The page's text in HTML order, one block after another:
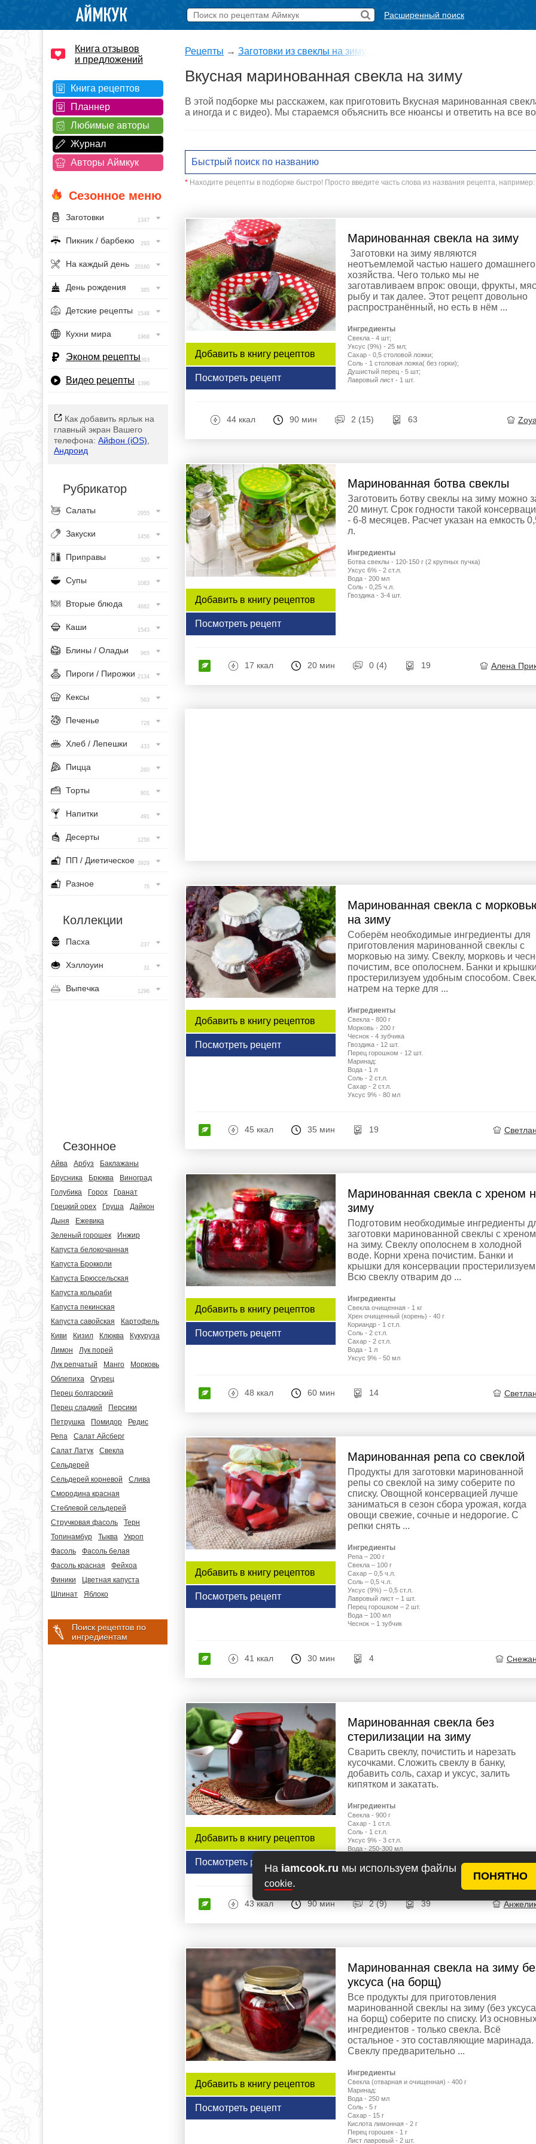
На iamcook.ru мы используем файлы
cookie.
ПОНЯТНО
Расширенный поиск
Книга отзывов
и предложений
Книга рецептов
Планнер
Любимые авторы
Журнал
Авторы Аймкук
Сезонное меню
Заготовки 1347
Пикник / барбекю 293
На каждый день 20160
День рождения 385
Детские рецепты 1548
Кухни мира 1968
Эконом рецепты393
Видео рецепты 1396
Как добавить ярлык на
главный экран Вашего
телефона: Айфон (iOS)
Андроид
Рубрикатор
Салаты 2955
Закуски 1456
Приправы 320
Супы 1083
Вторые блюда 4682
Каши 1543
Блины / Оладьи 965
Пироги / Пирожки 2134
Кексы 563
Печенье 728
Хлеб / Лепешки 433
Пицца 260
Торты 801
Напитки 491
Десерты 1256
ПП / Диетическое 3929
Разное 76
Коллекции
Пасха 237
Хэллоуин 31
Выпечка 1296
Сезонное
Айва Арбуз
Баклажаны
Брусника
Брюква
Виноград
Голубика
Горох
Гранат
Грецкий орех
Груша
Дайкон
Дыня
Ежевика
Зеленый горошек
Инжир
Капуста белокочанная
Капуста Брокколи
Капуста Брюссельская
Капуста кольраби
Капуста пекинская
Капуста савойская
Картофель
Киви
Кизил Клюква
Кукуруза
Лимон
Лук порей
Лук репчатый
Манго
Морковь
Облепиха
Огурец
Перец болгарский
Перец сладкий
Персики
Петрушка
Помидор
Редис
Репа
Салат Айсберг
Салат Латук
Свекла
Сельдерей
Сельдерей корневой
Слива
Смородина красная
Стеблевой сельдерей
Стручковая фасоль
Терн
Топинамбур
Тыква
Укроп
Фасоль
Фасоль белая
Фасоль красная
Фейхоа
Финики
Цветная капуста
Шпинат
Яблоко
Поиск рецептов по
ингредиентам
Рецепты → Заготовки из свеклы на зиму
Вкусная маринованная свекла на зиму
В этой подборке мы расскажем, как приготовить Вкусная маринованная
а иногда и с видео). Мы стараемся объяснить все нюансы и ответить на все
* Находите рецепты в подборке быстро! Просто введите часть слова из названия рецепта, например:
Добавить в книгу рецептов
Посмотреть рецепт
Маринованная свекла на зиму
Заготовки на зиму являются
неотъемлемой частью нашего домашнего
хозяйства. Чего только мы не
заготавливаем впрок: овощи, фрукты,
рыбу и так далее. Этот рецепт довольно
распространённый, но есть в нём ...
Ингредиенты
Свекла - 4 шт;
Уксус (9%) - 25 мл;
Сахар - 0,5 столовой ложки;
Соль - 1 столовая ложка( без горки);
Душистый перец - 5 шт;
Лавровый лист - 1 шт.
44 ккал 90 мин 2 (15) 63
Добавить в книгу рецептов
Посмотреть рецепт
Маринованная ботва свеклы
Заготовить ботву свеклы на зиму можно
20 минут. Срок годности такой
- 6-8 месяцев. Расчет указан на емкость
л.
Ингредиенты
Ботва свеклы - 120-150 г (2 крупных пучка)
Уксус 6% - 2 ст.л.
Вода - 200 мл
Соль - 0,25 ч.л.
Гвоздика - 3-4 шт.
17 ккал 20 мин 0 (4) 19 Алена
Добавить в книгу рецептов
Посмотреть рецепт
Маринованная свекла с
на зиму
Соберём необходимые ингредиенты для
приготовления маринованной свеклы с
морковью на зиму. Свеклу, морковь и
почистим, все ополоснем. Банки и
простерилизуем удобным способом.
натрем на терке для ...
Ингредиенты
Свекла - 800 г
Морковь - 200 г
Чеснок - 4 зубчика
Гвоздика - 12 шт.
Перец горошком - 12 шт.
Маринад:
Вода - 1 л
Соль - 2 ст.л.
Сахар - 2 ст.л.
Уксус 9% - 80 мл
45 ккал 35 мин 19
Добавить в книгу рецептов
Посмотреть рецепт
Маринованная свекла с хреном
зиму
Подготовим необходимые ингредиенты
заготовки маринованной свеклы с хреном
на зиму. Свеклу ополоснем в холодной
воде. Корни хрена почистим. Банки и
крышки для консервации
Всю свеклу отварим до ...
Ингредиенты
Свекла очищенная - 1 кг
Хрен очищенный (корень) - 40 г
Кориандр - 1 ст.л.
Соль - 2 ст.л.
Сахар - 2 ст.л.
Вода - 1 л
Уксус 9% - 50 мл
48 ккал 60 мин 14
Добавить в книгу рецептов
Посмотреть рецепт
Маринованная репа со свеклой
Продукты для заготовки маринованной
репы со свеклой на зиму соберите по
списку. Овощной консервацией лучше
заниматься в сезон сбора урожая, когда
овощи свежие, сочные и недорогие. С
репки снять ...
Ингредиенты
Репа – 200 г
Свекла – 100 г
Сахар – 0,5 ч.л.
Соль – 0,5 ч.л.
Уксус (9%) – 0,5 ст.л.
Лавровый лист – 1 шт.
Перец горошком – 2 шт.
Вода – 100 мл
Чеснок – 1 зубчик
41 ккал 30 мин 4
Добавить в книгу рецептов
Посмотреть рецепт
Маринованная свекла без
стерилизации на зиму
Сварить свеклу, почистить и нарезать
кусочками. Сложить свеклу в банку,
добавить соль, сахар и уксус, залить
кипятком и закатать.
Ингредиенты
Свекла - 900 г
Сахар - 1 ст.л.
Соль - 1 ст.л.
Уксус 9% - 3 ст.л.
Вода - 250-300 мл
43 ккал 90 мин 2 (9) 39
Добавить в книгу рецептов
Посмотреть рецепт
Маринованная свекла на зиму
уксуса (на борщ)
Все продукты для приготовления
маринованной свеклы на зиму (без
на борщ) соберите по списку. Из
ингредиентов - только свекла. Всё
остальное - это составляющие маринада.
Свеклу предварительно ...
Ингредиенты
Свекла (отварная и очищенная) - 400 г
Маринад:
Вода - 250 мл
Соль - 5 г
Сахар - 15 г
Кислота лимонная - 2 г
Перец горошек - 1 г
Лист лавровый - 2 шт.